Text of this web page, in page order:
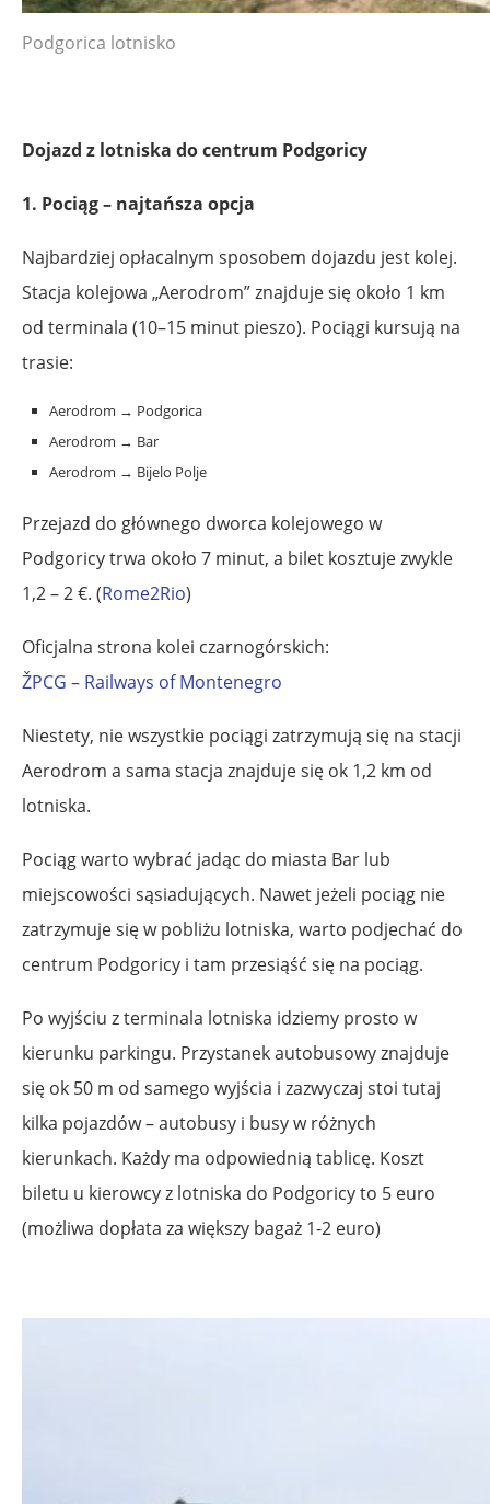
Podgorica lotnisko
Dojazd z lotniska do centrum Podgoricy
1. Pociąg – najtańsza opcja
Najbardziej opłacalnym sposobem dojazdu jest kolej.
Stacja kolejowa „Aerodrom” znajduje się około 1 km
od terminala (10–15 minut pieszo). Pociągi kursują na
trasie:
Aerodrom → Podgorica
Aerodrom → Bar
Aerodrom → Bijelo Polje
Przejazd do głównego dworca kolejowego w
Podgoricy trwa około 7 minut, a bilet kosztuje zwykle
1,2 – 2 €. (Rome2Rio)
Oficjalna strona kolei czarnogórskich:
ŽPCG – Railways of Montenegro
Niestety, nie wszystkie pociągi zatrzymują się na stacji
Aerodrom a sama stacja znajduje się ok 1,2 km od
lotniska.
Pociąg warto wybrać jadąc do miasta Bar lub
miejscowości sąsiadujących. Nawet jeżeli pociąg nie
zatrzymuje się w pobliżu lotniska, warto podjechać do
centrum Podgoricy i tam przesiąść się na pociąg.
Po wyjściu z terminala lotniska idziemy prosto w
kierunku parkingu. Przystanek autobusowy znajduje
się ok 50 m od samego wyjścia i zazwyczaj stoi tutaj
kilka pojazdów – autobusy i busy w różnych
kierunkach. Każdy ma odpowiednią tablicę. Koszt
biletu u kierowcy z lotniska do Podgoricy to 5 euro
(możliwa dopłata za większy bagaż 1-2 euro)